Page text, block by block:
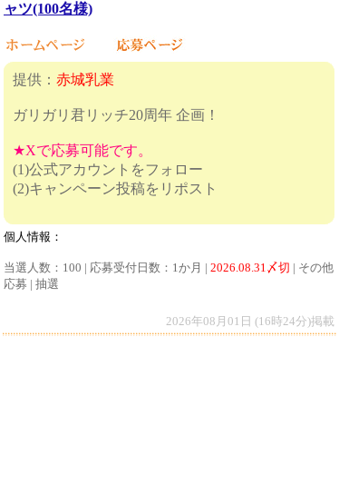
ャツ(100名様)
提供： 赤城乳業
ガリガリ君リッチ20周年 企画！
★Xで応募可能です。
(1)公式アカウントをフォロー
(2)キャンペーン投稿をリポスト
個人情報：
当選人数：100 | 応募受付日数：1か月 | 2026.08.31〆切 | その他
応募 | 抽選
2026年08月01日 (16時24分)掲載